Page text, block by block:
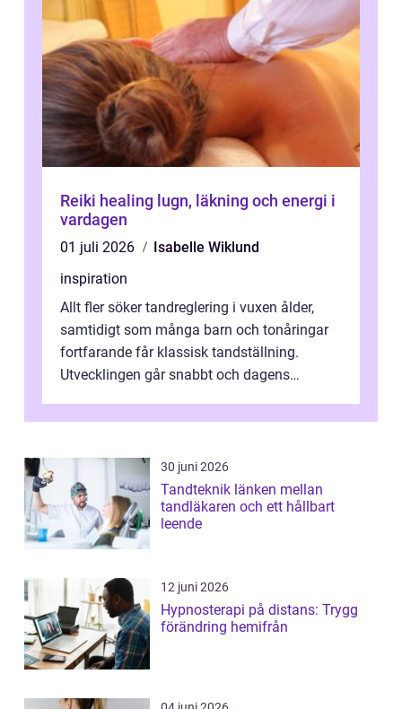
Reiki healing lugn, läkning och energi i
vardagen
01 juli 2026
Isabelle Wiklund
inspiration
Allt fler söker tandreglering i vuxen ålder,
samtidigt som många barn och tonåringar
fortfarande får klassisk tandställning.
Utvecklingen går snabbt och dagens
30 juni 2026
Tandteknik länken mellan
tandläkaren och ett hållbart
leende
12 juni 2026
Hypnosterapi på distans: Trygg
förändring hemifrån